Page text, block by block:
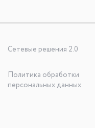
Сетевые решения 2.0
Политика обработки
персональных данных